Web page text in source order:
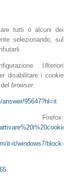
tutti o alcuni dei
selezionando, sul
Ulteriori
disabilitare icookie
browser.
95647?hl=it
it-it/windows7/block-